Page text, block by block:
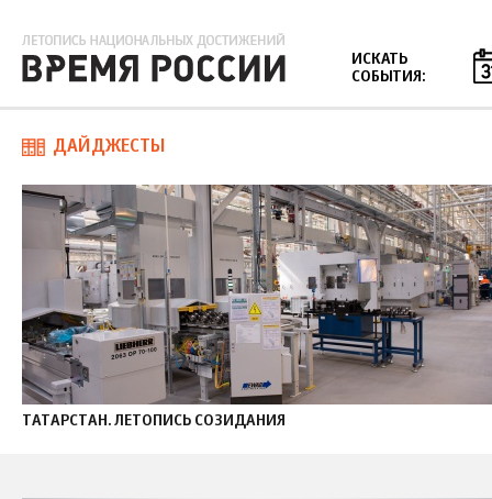
ИСКАТЬ
СОБЫТИЯ:
ДАЙДЖЕСТЫ
ТАТАРСТАН. ЛЕТОПИСЬ СОЗИДАНИЯ